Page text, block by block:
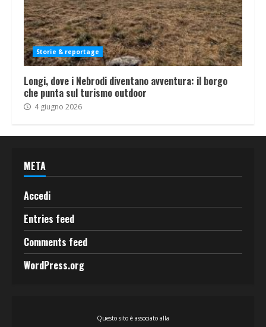
Storie & reportage
Longi, dove i Nebrodi diventano avventura: il borgo
che punta sul turismo outdoor
4 giugno 2026
META
Accedi
Entries feed
Comments feed
WordPress.org
Questo sito è associato alla